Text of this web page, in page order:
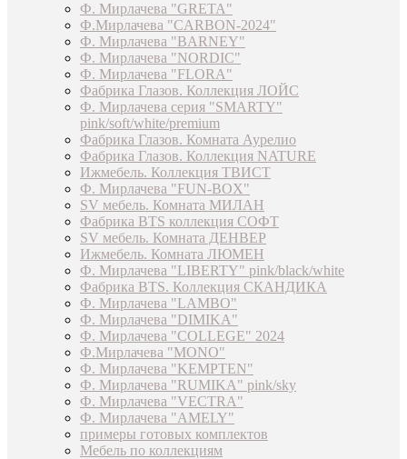
Ф. Мирлачева "GRETA"
Ф.Мирлачева "CARBON-2024"
Ф. Мирлачева "BARNEY"
Ф. Мирлачева "NORDIC"
Ф. Мирлачева "FLORA"
Фабрика Глазов. Коллекция ЛОЙС
Ф. Мирлачева серия "SMARTY"
pink/soft/white/premium
Фабрика Глазов. Комната Аурелио
Фабрика Глазов. Коллекция NATURE
Ижмебель. Коллекция ТВИСТ
Ф. Мирлачева "FUN-BOX"
SV мебель. Комната МИЛАН
Фабрика BTS коллекция СОФТ
SV мебель. Комната ДЕНВЕР
Ижмебель. Комната ЛЮМЕН
Ф. Мирлачева "LIBERTY" pink/black/white
Фабрика BTS. Коллекция СКАНДИКА
Ф. Мирлачева "LAMBO"
Ф. Мирлачева "DIMIKA"
Ф. Мирлачева "COLLEGE" 2024
Ф.Мирлачева "MONO"
Ф. Мирлачева "KEMPTEN"
Ф. Мирлачева "RUMIKA" pink/sky
Ф. Мирлачева "VECTRA"
Ф. Мирлачева "AMELY"
примеры готовых комплектов
Мебель по коллекциям